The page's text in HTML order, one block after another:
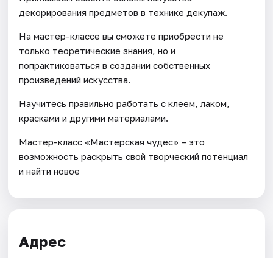
декорирования предметов в технике декупаж.
На мастер-классе вы сможете приобрести не
только теоретические знания, но и
попрактиковаться в создании собственных
произведений искусства.
Научитесь правильно работать с клеем, лаком,
красками и другими материалами.
Мастер-класс «Мастерская чудес» – это
возможность раскрыть свой творческий потенциал
и найти новое
Адрес